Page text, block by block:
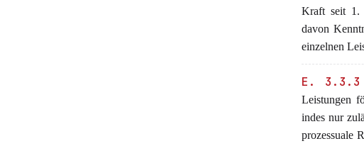
Kraft seit 1.
davon
einzelnen
E. 3.3.3
Leistungen
indes nur
prozessuale